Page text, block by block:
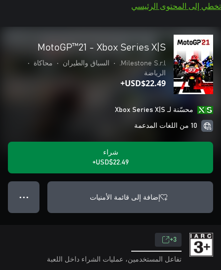
تخطي إلى المحتوى الرئيسي
MotoGP™21 - Xbox Series X|S
Milestone S.r.l.
• السباق والطيران • محاكاة
•
الرياضة
USD$22.49+
محسّنة لـ Xbox Series X|S
10 من اللغات المدعمة
شراء
USD$22.49+
إضافة إلى قائمة الأمنيات ● ● ●
3+
تفاعل المستخدمين، عمليات الشراء داخل اللعبة